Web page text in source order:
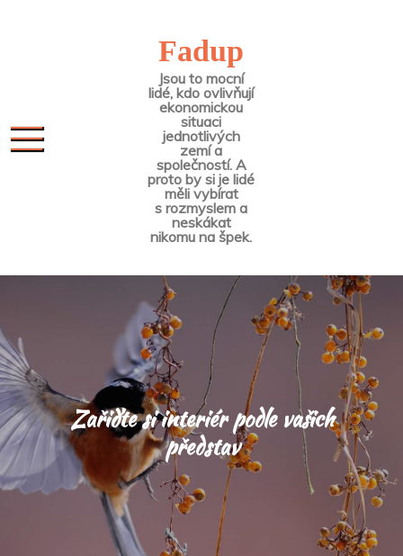
Fadup
Jsou to mocní
lidé, kdo ovlivňují
ekonomickou
situaci
jednotlivých
zemí a
společností. A
proto by si je lidé
měli vybírat
s rozmyslem a
neskákat
nikomu na špek.
Zařiďte si interiér podle vašich
představ